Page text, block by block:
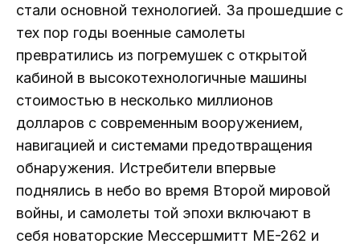
стали основной технологией. За прошедшие с
тех пор годы военные самолеты
превратились из погремушек с открытой
кабиной в высокотехнологичные машины
стоимостью в несколько миллионов
долларов с современным вооружением,
навигацией и системами предотвращения
обнаружения. Истребители впервые
поднялись в небо во время Второй мировой
войны, и самолеты той эпохи включают в
себя новаторские Мессершмитт МЕ-262 и